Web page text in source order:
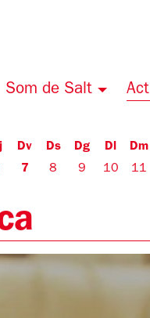
Som de Salt
Dv
7
Ds
8
Dg
9
Dl
10
Dm
11